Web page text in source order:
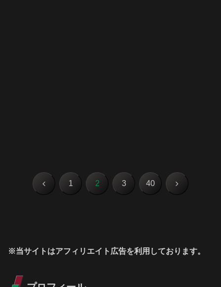
前 1 2 3 40 次
※当サイトはアフィリエイト広告を利用しております。